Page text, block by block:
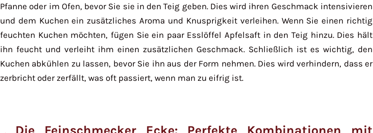
Pfanne oder im Ofen, bevor Sie sie in den Teig geben. Dies wird ihren Geschmack intensivieren
und dem Kuchen ein zusätzliches Aroma und Knusprigkeit verleihen. Wenn Sie einen richtig
feuchten Kuchen möchten, fügen Sie ein paar Esslöffel Apfelsaft in den Teig hinzu. Dies hält
ihn feucht und verleiht ihm einen zusätzlichen Geschmack. Schließlich ist es wichtig, den
Kuchen abkühlen zu lassen, bevor Sie ihn aus der Form nehmen. Dies wird verhindern, dass er
zerbricht oder zerfällt, was oft passiert, wenn man zu eifrig ist.